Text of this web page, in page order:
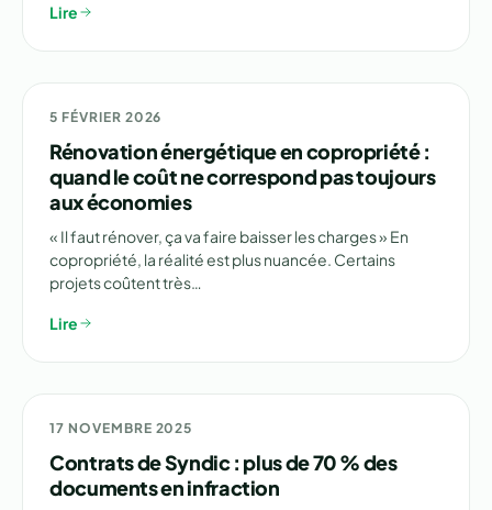
Lire
🏗️ RÉNOVATION
5 FÉVRIER 2026
Rénovation énergétique en copropriété :
quand le coût ne correspond pas toujours
aux économies
« Il faut rénover, ça va faire baisser les charges » En
copropriété, la réalité est plus nuancée. Certains
projets coûtent très…
Lire
⚠️ ENQUÊTE
17 NOVEMBRE 2025
Contrats de Syndic : plus de 70 % des
documents en infraction